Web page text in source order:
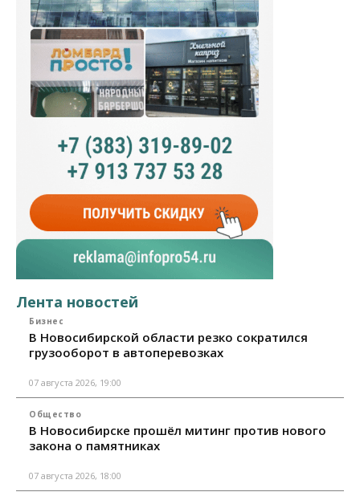
Лента новостей
Бизнес
В Новосибирской области резко сократился
грузооборот в автоперевозках
07 августа 2026, 19:00
Общество
В Новосибирске прошёл митинг против нового
закона о памятниках
07 августа 2026, 18:00